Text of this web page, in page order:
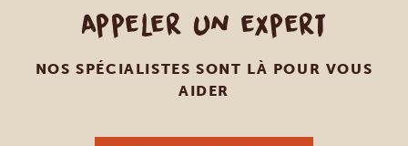
Appeler un expert
NOS SPÉCIALISTES SONT LÀ POUR VOUS
AIDER